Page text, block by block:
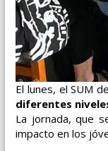
El lunes, el SUM
diferentes
La jornada, que
impacto en los